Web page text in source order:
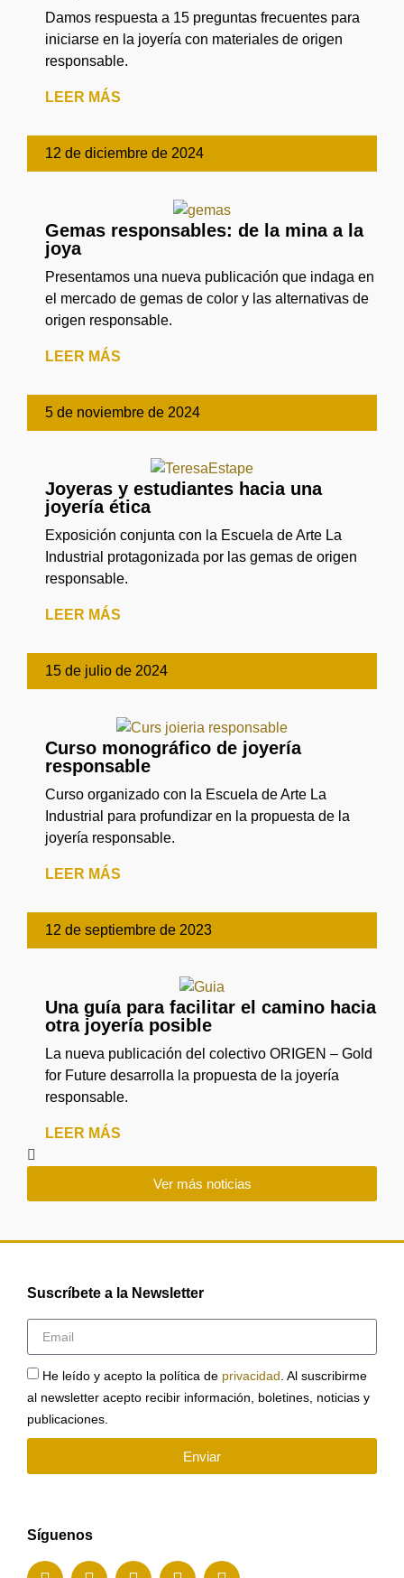
Damos respuesta a 15 preguntas frecuentes para
iniciarse en la joyería con materiales de origen
responsable.
LEER MÁS
12 de diciembre de 2024
Gemas responsables: de la mina a la
joya
Presentamos una nueva publicación que indaga en
el mercado de gemas de color y las alternativas de
origen responsable.
LEER MÁS
5 de noviembre de 2024
Joyeras y estudiantes hacia una
joyería ética
Exposición conjunta con la Escuela de Arte La
Industrial protagonizada por las gemas de origen
responsable.
LEER MÁS
15 de julio de 2024
Curso monográfico de joyería
responsable
Curso organizado con la Escuela de Arte La
Industrial para profundizar en la propuesta de la
joyería responsable.
LEER MÁS
12 de septiembre de 2023
Una guía para facilitar el camino hacia
otra joyería posible
La nueva publicación del colectivo ORIGEN – Gold
for Future desarrolla la propuesta de la joyería
responsable.
LEER MÁS
Ver más noticias
Suscríbete a la Newsletter
He leído y acepto la política de privacidad . Al suscribirme
al newsletter acepto recibir información, boletines, noticias y
publicaciones.
Enviar
Síguenos